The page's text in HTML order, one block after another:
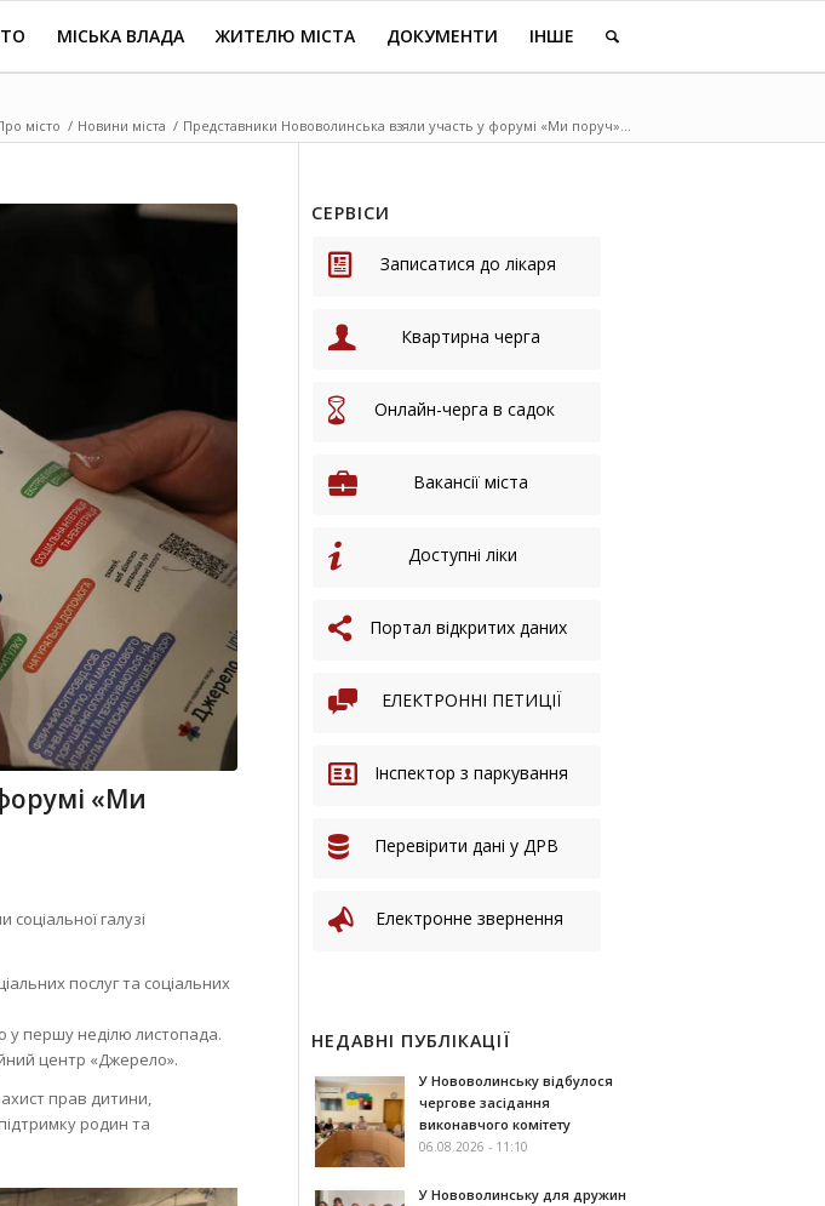
МІСЬКА ВЛАДА ЖИТЕЛЮ МІСТА ДОКУМЕНТИ ІНШЕ
місто / Новини міста / Представники Нововолинська взяли участь у форумі «Ми поруч»...
«Ми
галузі
послуг та соціальних
у першу неділю листопада.
центр «Джерело».
прав дитини,
родин та
СЕРВІСИ
Записатися до лікаря
Квартирна черга
Онлайн-черга в садок
Вакансії міста
Доступні ліки
Портал відкритих даних
ЕЛЕКТРОННІ ПЕТИЦІЇ
Інспектор з паркування
Перевірити дані у ДРВ
Електронне звернення
НЕДАВНІ ПУБЛІКАЦІЇ
У Нововолинську відбулося
чергове засідання
виконавчого комітету
06.08.2026 - 11:10
У Нововолинську для дружин